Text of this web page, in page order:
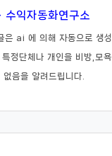
수익자동화연구소
은 ai 에 의해 자동으로 생성
정단체나 개인을 비방,모욕
음을 알려드립니다.